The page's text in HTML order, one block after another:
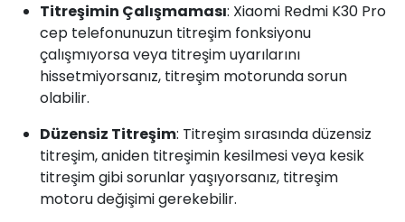
Titreşimin Çalışmaması: Xiaomi Redmi K30 Pro
cep telefonunuzun titreşim fonksiyonu
çalışmıyorsa veya titreşim uyarılarını
hissetmiyorsanız, titreşim motorunda sorun
olabilir.
Düzensiz Titreşim: Titreşim sırasında düzensiz
titreşim, aniden titreşimin kesilmesi veya kesik
titreşim gibi sorunlar yaşıyorsanız, titreşim
motoru değişimi gerekebilir.